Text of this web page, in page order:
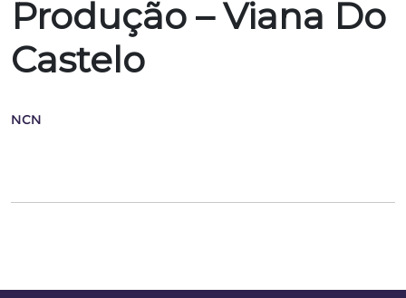
Produção – Viana Do
Castelo
NCN